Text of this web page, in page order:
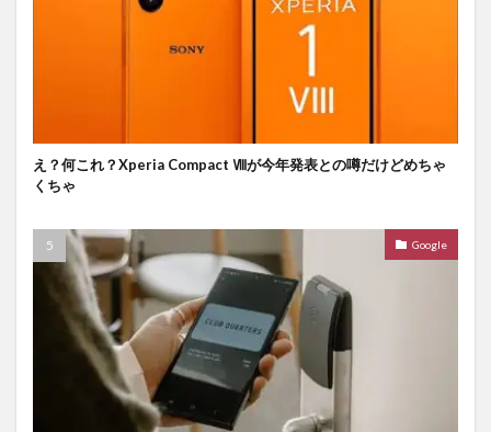
え？何これ？Xperia Compact Ⅷが今年発表との噂だけどめちゃ
くちゃ
Google